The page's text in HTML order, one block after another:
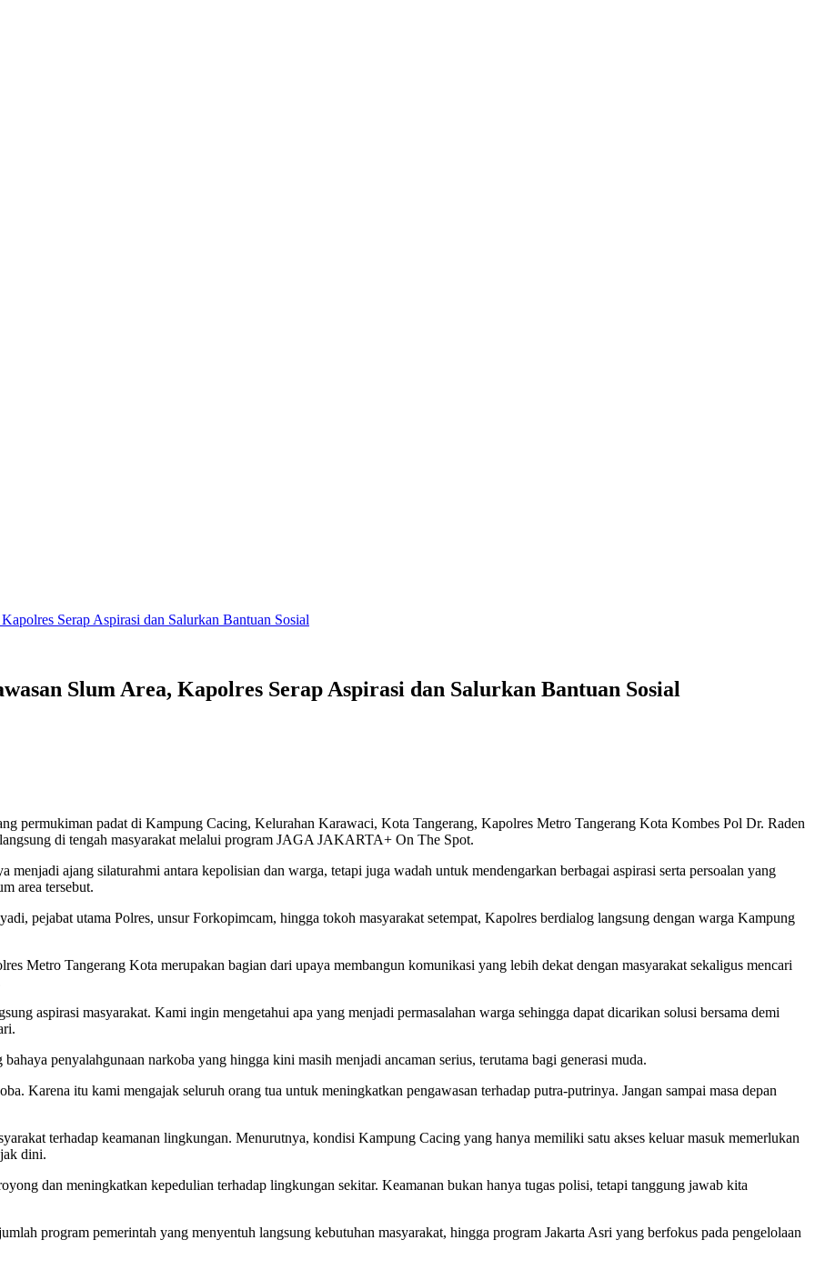
Serap Aspirasi dan Salurkan Bantuan Sosial
Slum Area, Kapolres Serap Aspirasi dan Salurkan Bantuan Sosial
permukiman padat di Kampung Cacing, Kelurahan Karawaci, Kota Tangerang, Kapolres Metro Tangerang Kota Kombes Pol Dr. Raden
di tengah masyarakat melalui program JAGA JAKARTA+ On The Spot.
ajang silaturahmi antara kepolisian dan warga, tetapi juga wadah untuk mendengarkan berbagai aspirasi serta persoalan yang
area tersebut.
pejabat utama Polres, unsur Forkopimcam, hingga tokoh masyarakat setempat, Kapolres berdialog langsung dengan warga Kampung
Metro Tangerang Kota merupakan bagian dari upaya membangun komunikasi yang lebih dekat dengan masyarakat sekaligus mencari
aspirasi masyarakat. Kami ingin mengetahui apa yang menjadi permasalahan warga sehingga dapat dicarikan solusi bersama demi
penyalahgunaan narkoba yang hingga kini masih menjadi ancaman serius, terutama bagi generasi muda.
Karena itu kami mengajak seluruh orang tua untuk meningkatkan pengawasan terhadap putra-putrinya. Jangan sampai masa depan
terhadap keamanan lingkungan. Menurutnya, kondisi Kampung Cacing yang hanya memiliki satu akses keluar masuk memerlukan
dini.
dan meningkatkan kepedulian terhadap lingkungan sekitar. Keamanan bukan hanya tugas polisi, tetapi tanggung jawab kita
program pemerintah yang menyentuh langsung kebutuhan masyarakat, hingga program Jakarta Asri yang berfokus pada pengelolaan